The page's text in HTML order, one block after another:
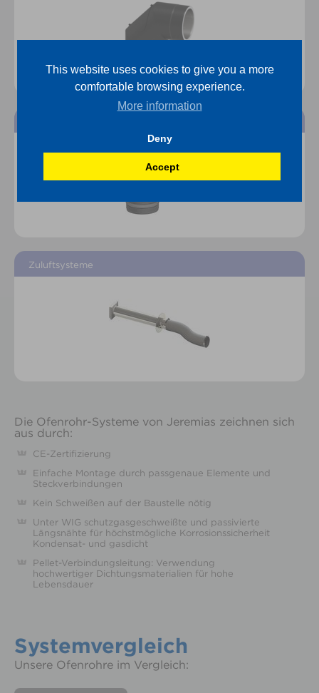
This website uses cookies to give you a more
comfortable browsing experience.
More information
Deny
Accept
Zuluftsysteme
Die Ofenrohr-Systeme von Jeremias zeichnen sich
aus durch:
CE-Zertifizierung
Einfache Montage durch passgenaue Elemente und
Steckverbindungen
Kein Schweißen auf der Baustelle nötig
Unter WIG schutzgasgeschweißte und passivierte
Längsnähte für höchstmögliche Korrosionssicherheit
Kondensat- und gasdicht
Pellet-Verbindungsleitung: Verwendung
hochwertiger Dichtungsmaterialien für hohe
Lebensdauer
Systemvergleich
Unsere Ofenrohre im Vergleich: